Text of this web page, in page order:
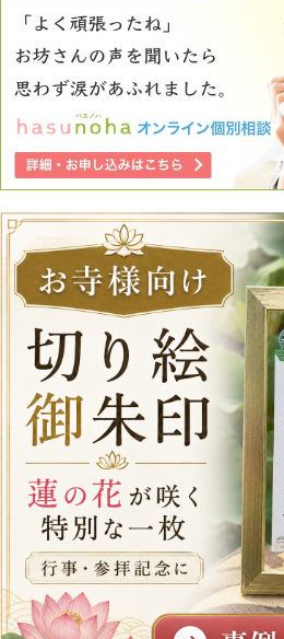
を休めない日でしたのに、
ださったお陰で、上司も先輩も送
参道で手に入れたお土産も喜んで
から皆様方とご一緒できたことで
は、身も心も軽く仕事が一段と見
んのヒントが心に浮かび、職場で
にも繋がっています。 その節は本当にありがとうございま
した。 今後とも、よろしくお願い